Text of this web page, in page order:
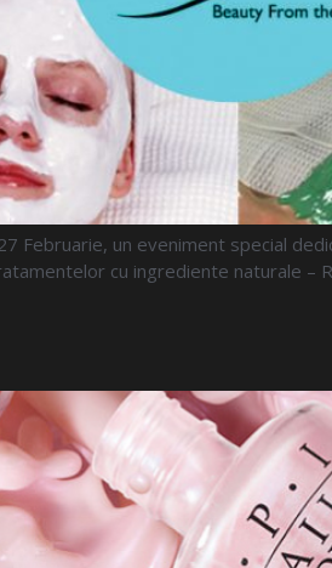
Februarie, un eveniment special
cu ingrediente naturale –